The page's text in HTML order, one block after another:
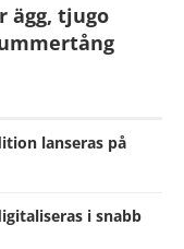
ägg, tjugo
lanseras på
i snabb